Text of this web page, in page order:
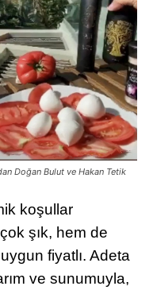
Doğan Bulut ve Hakan Tetik
koşullar
şık, hem de
fiyatlı. Adeta
ve sunumuyla,